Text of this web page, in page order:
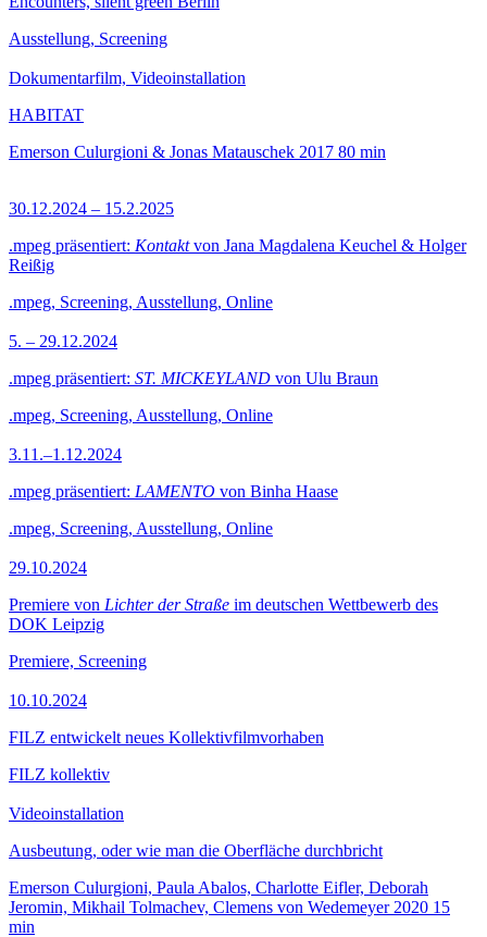
Ausstellung, Screening
Dokumentarfilm, Videoinstallation
HABITAT
Emerson Culurgioni & Jonas Matauschek 2017 80 min
30.12.2024 – 15.2.2025
.mpeg präsentiert: Kontaktvon Jana Magdalena Keuchel & Holger
Reißig
.mpeg, Screening, Ausstellung, Online
5. – 29.12.2024
.mpeg präsentiert: ST. MICKEYLAND von Ulu Braun
.mpeg, Screening, Ausstellung, Online
3.11.–1.12.2024
.mpeg präsentiert: LAMENTO von Binha Haase
.mpeg, Screening, Ausstellung, Online
29.10.2024
Premiere von Lichter der Straße im deutschen Wettbewerb des
DOK Leipzig
Premiere, Screening
10.10.2024
FILZ entwickelt neues Kollektivfilmvorhaben
FILZ kollektiv
Videoinstallation
Ausbeutung, oder wie man die Oberfläche durchbricht
Emerson Culurgioni, Paula Abalos, Charlotte Eifler, Deborah
Jeromin, Mikhail Tolmachev, Clemens von Wedemeyer 2020 15
min